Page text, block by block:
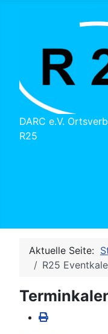
DARC e.V.
R25
Aktuelle Seite:
R25